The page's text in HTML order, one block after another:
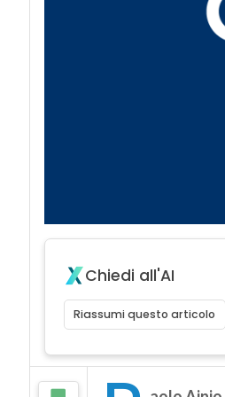
Chiedi all'AI
Riassumi questo articolo